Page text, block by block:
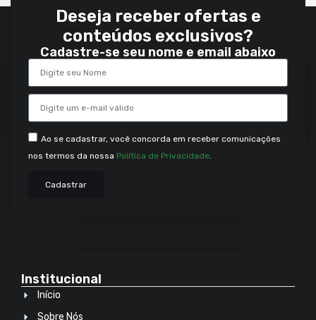
Deseja receber ofertas e
conteúdos exclusivos?
Cadastre-se seu nome e email abaixo
Ao se cadastrar, você concorda em receber comunicações
nos termos da nossa Política de Privacidade
Cadastrar
Institucional
Início
Sobre Nós